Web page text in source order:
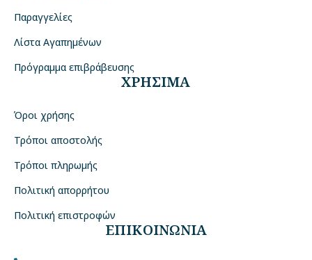
Παραγγελίες
Λίστα Αγαπημένων
Πρόγραμμα επιβράβευσης
ΧΡΗΣΙΜΑ
Όροι χρήσης
Τρόποι αποστολής
Τρόποι πληρωμής
Πολιτική απορρήτου
Πολιτική επιστροφών
ΕΠΙΚΟΙΝΩΝΙΑ